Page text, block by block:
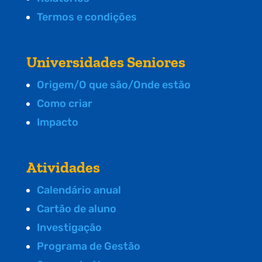
Termos e condições
Universidades Seniores
Origem/O que são/Onde estão
Como criar
Impacto
Atividades
Calendário anual
Cartão de aluno
Investigação
Programa de Gestão